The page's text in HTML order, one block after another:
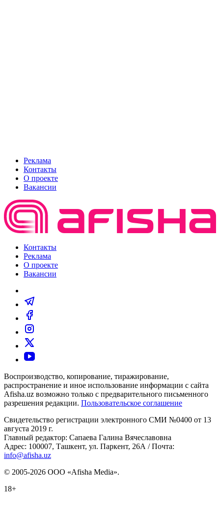
Реклама
Контакты
О проекте
Вакансии
Контакты
Реклама
О проекте
Вакансии
Воспроизводство, копирование, тиражирование,
распространение и иное использование информации с сайта
Afisha.uz возможно только с предварительного письменного
разрешения редакции. Пользовательское соглашение
Свидетельство регистрации электронного СМИ №0400 от 13
августа 2019 г.
Главный редактор: Сапаева Галина Вячеславовна
Адрес: 100007, Ташкент, ул. Паркент, 26А / Почта:
info@afisha.uz
© 2005-2026 ООО «Afisha Media».
18+